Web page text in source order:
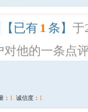
【已有 1 条】 于
对他的一条点
： 1 诚信度： 1